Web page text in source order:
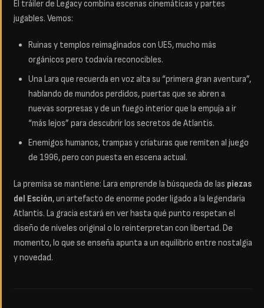
El tráiler de Legacy combina escenas cinemáticas y partes
jugables. Vemos:
Ruinas y templos reimaginados con UE5, mucho más
orgánicos pero todavía reconocibles.
Una Lara que recuerda en voz alta su “primera gran aventura”,
hablando de mundos perdidos, puertas que se abren a
nuevas sorpresas y de un fuego interior que la empuja a ir
“más lejos” para descubrir los secretos de Atlantis.
Enemigos humanos, trampas y criaturas que remiten al juego
de 1996, pero con puesta en escena actual.
La premisa se mantiene: Lara emprende la búsqueda de las piezas
del Esción, un artefacto de enorme poder ligado a la legendaria
Atlantis. La gracia estará en ver hasta qué punto respetan el
diseño de niveles original o lo reinterpretan con libertad. De
momento, lo que se enseña apunta a un equilibrio entre nostalgia
y novedad.